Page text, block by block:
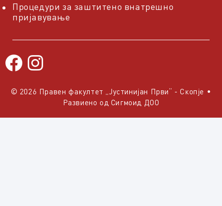
Процедури за заштитено внатрешно
пријавување
© 2026 Правен факултет „Јустинијан Први“ - Скопје •
Развиено од Сигмоид ДОО